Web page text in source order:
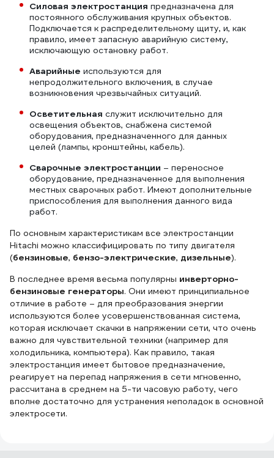
генераторов 2,2 КВА
Силовая электростанция предназначена для
постоянного обслуживания крупных объектов.
Подключается к распределительному щиту, и, как
правило, имеет запасную аварийную систему,
исключающую остановку работ.
Аварийные используются для
непродолжительного включения, в случае
возникновения чрезвычайных ситуаций.
Осветительная служит исключительно для
освещения объектов, снабжена системой
оборудования, предназначенного для данных
целей (лампы, кронштейны, кабель).
Сварочные электростанции – переносное
оборудование, предназначенное для выполнения
местных сварочных работ. Имеют дополнительные
приспособления для выполнения данного вида
работ.
По основным характеристикам все электростанции
Hitachi можно классифицировать по типу двигателя
(бензиновые, бензо-электрические, дизельные).
В последнее время весьма популярны инверторно-
бензиновые генераторы. Они имеют принципиальное
отличие в работе – для преобразования энергии
используются более усовершенствованная система,
которая исключает скачки в напряжении сети, что очень
важно для чувствительной техники (например для
холодильника, компьютера). Как правило, такая
электростанция имеет бытовое предназначение,
реагирует на перепад напряжения в сети мгновенно,
рассчитана в среднем на 5-ти часовую работу, чего
вполне достаточно для устранения неполадок в основной
электросети.